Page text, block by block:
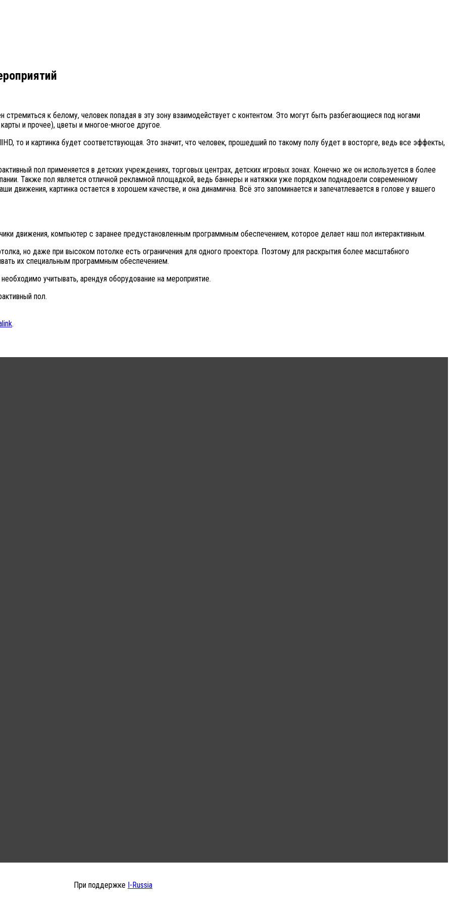
к белому, человек попадая в эту зону взаимодействует с контентом. Это могут быть разбегающиеся под ногами
и прочее), цветы и многое-многое другое.
то и картинка будет соответствующая. Это значит, что человек, прошедший по такому полу будет в восторге, ведь все эффекты,
пол применяется в детских учреждениях, торговых центрах, детских игровых зонах. Конечно же он используется в более
Также пол является отличной рекламной площадкой, ведь баннеры и натяжки уже порядком поднадоели современному
движения, картинка остается в хорошем качестве, и она динамична. Всё это запоминается и запечатлевается в голове у вашего
движения, компьютер с заранее предустановленным программным обеспечением, которое делает наш пол интерактивным.
но даже при высоком потолке есть ограничения для одного проектора. Поэтому для раскрытия более масштабного
их специальным программным обеспечением.
учитывать, арендуя оборудование на мероприятие.
пол.
.
При поддержке I-Russia